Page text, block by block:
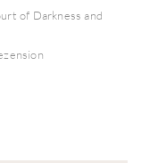
of Darkness and